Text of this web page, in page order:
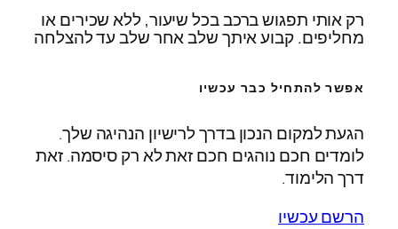
רק אותי תפגוש ברכב בכל שיעור, ללא שכירים או
מחליפים. קבוע איתך שלב אחר שלב עד להצלחה
אפשר להתחיל כבר עכשיו
הגעת למקום הנכון בדרך לרישיון הנהיגה שלך.
לומדים חכם נוהגים חכם זאת לא רק סיסמה. זאת
דרך הלימוד.
הרשם עכשיו